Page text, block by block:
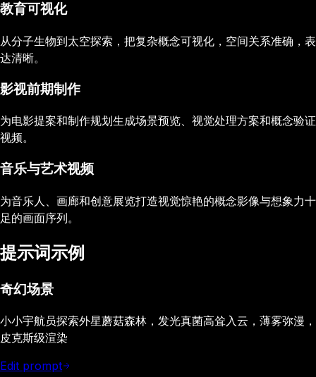
教育可视化
从分子生物到太空探索，把复杂概念可视化，空间关系准确，表
达清晰。
影视前期制作
为电影提案和制作规划生成场景预览、视觉处理方案和概念验证
视频。
音乐与艺术视频
为音乐人、画廊和创意展览打造视觉惊艳的概念影像与想象力十
足的画面序列。
提示词示例
奇幻场景
小小宇航员探索外星蘑菇森林，发光真菌高耸入云，薄雾弥漫，
皮克斯级渲染
Edit prompt